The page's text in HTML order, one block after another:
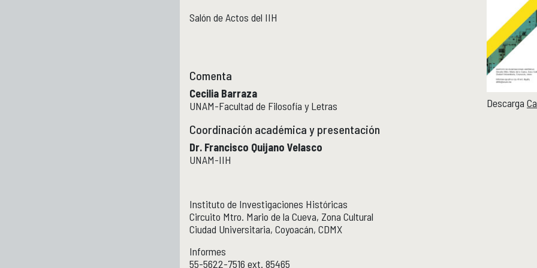
Salón de Actos del IIH
Comenta
Cecilia Barraza
UNAM-Facultad de Filosofía y Letras
Coordinación académica y presentación
Dr. Francisco Quijano Velasco
UNAM-IIH
Instituto de Investigaciones Históricas
Circuito Mtro. Mario de la Cueva, Zona Cultural
Ciudad Universitaria, Coyoacán, CDMX
Informes
55-5622-7516 ext. 85465
Descarga